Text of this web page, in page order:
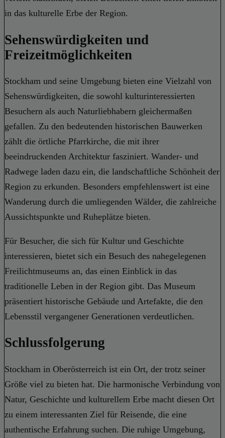
in das kulturelle Erbe der Region.
Sehenswürdigkeiten und
Freizeitmöglichkeiten
Stockham und seine Umgebung bieten eine Vielzahl von
Sehenswürdigkeiten, die sowohl kulturinteressierten
Besuchern als auch Naturliebhabern gleichermaßen
gefallen. Zu den bedeutenden historischen Bauwerken
zählt die örtliche Pfarrkirche, die mit ihrer
beeindruckenden Architektur fasziniert. Wander- und
Radwege laden dazu ein, die landschaftliche Schönheit der
Region zu erkunden. Besonders empfehlenswert ist eine
Wanderung durch die umliegenden Wälder, die zahlreiche
Aussichtspunkte und Ruheplätze bieten.
Für Besucher, die sich für Kultur und Geschichte
interessieren, bietet sich ein Besuch des nahegelegenen
Freilichtmuseums an, das einen Einblick in das
traditionelle Leben in der Region gibt. Das Museum
präsentiert historische Gebäude und Artefakte, die den
Lebensstil vergangener Generationen verdeutlichen.
Schlussfolgerung
Stockham in Oberösterreich ist ein Ort, der trotz seiner
Größe viel zu bieten hat. Die harmonische Verbindung von
Natur, Geschichte und kulturellem Erbe macht diesen Ort
zu einem interessanten Ziel für Reisende, die eine
authentische Erfahrung suchen. Die ruhige Umgebung,